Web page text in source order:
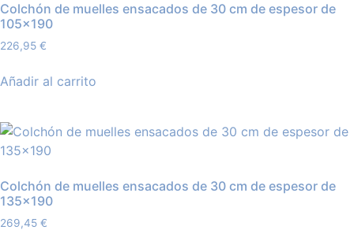
Colchón de muelles ensacados de 30 cm de espesor de
105×190
226,95 €
Añadir al carrito
Colchón de muelles ensacados de 30 cm de espesor de
135×190
269,45 €